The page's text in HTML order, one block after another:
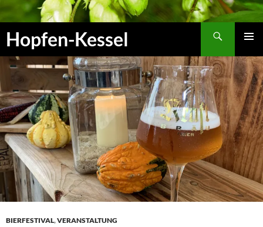
Zum
Inhalt
springen
Hopfen-Kessel
MENÜ
BIERFESTIVAL,VERANSTALTUNG